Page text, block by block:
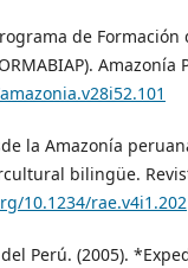
de
Amazonía
la Amazonía
bilingüe.
10.1234/rae.v4i1.202
Perú. (2005).